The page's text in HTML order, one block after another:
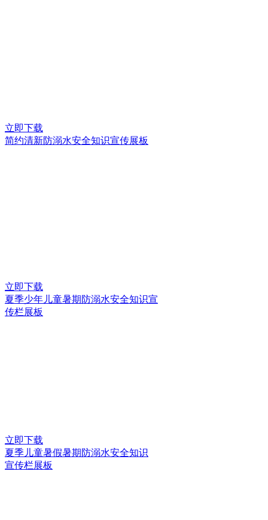
立即下载
简约清新防溺水安全知识宣传展板
立即下载
夏季少年儿童暑期防溺水安全知识宣
传栏展板
立即下载
夏季儿童暑假暑期防溺水安全知识
宣传栏展板